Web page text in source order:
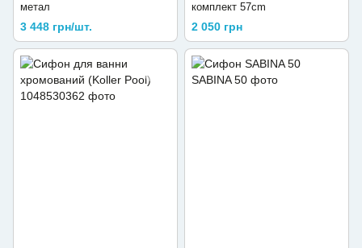
метал
3 448 грн/шт.
комплект 57cm
2 050 грн